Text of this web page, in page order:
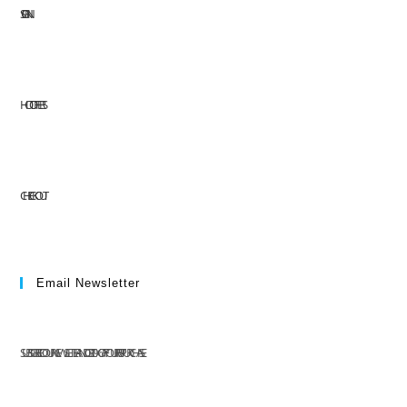
SIGN IN
HOT OFFERS
CHECKOUT
Email Newsletter
SUBSCRIBE TO OUR NEWSLETTER AND GET 10% OFF YOUR FIRST PURCHASE